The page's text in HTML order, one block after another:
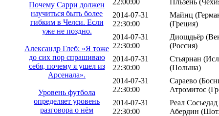
Почему Сарри должен
научиться быть более
гибким в Челси. Если
уже не поздно.
Александр Глеб: «Я тоже
до сих пор спрашиваю
себя, почему я ушел из
Арсенала».
Уровень футбола
определяет уровень
разговора о нём
2014-07-31
22:30:00
Майнц
(Греция)
2014-07-31
22:30:00
Диошдьёр
(Россия)
2014-07-31
22:30:00
Стьярнан
(Польша)
2014-07-31
22:30:00
Сараево
Атромитос
2014-07-31
22:30:00
Реал
Абердин